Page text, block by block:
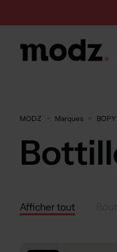
MODZ Marques BOPY
Afficher tout